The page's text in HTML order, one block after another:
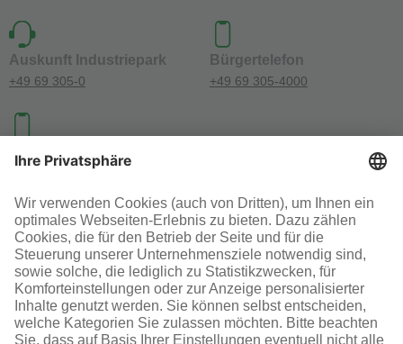
Auskunft Industriepark
+49 69 305-0
Bürgertelefon
+49 69 305-4000
Investoren-Kontakt
+49 69 305-46300
SOCIAL MEDIA